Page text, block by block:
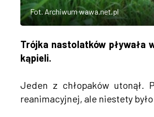
Fot. Archiwum wawa.net.pl
Trójka nastolatków pływała
kąpieli.
Jeden z chłopaków utonął.
reanimacyjnej, ale niestety